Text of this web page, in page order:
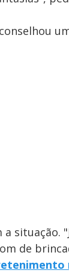
situação.
de